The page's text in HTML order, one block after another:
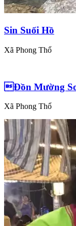
Sin Suối Hồ
Xã Phong Thổ
Đồn Mường
Xã Phong Thổ